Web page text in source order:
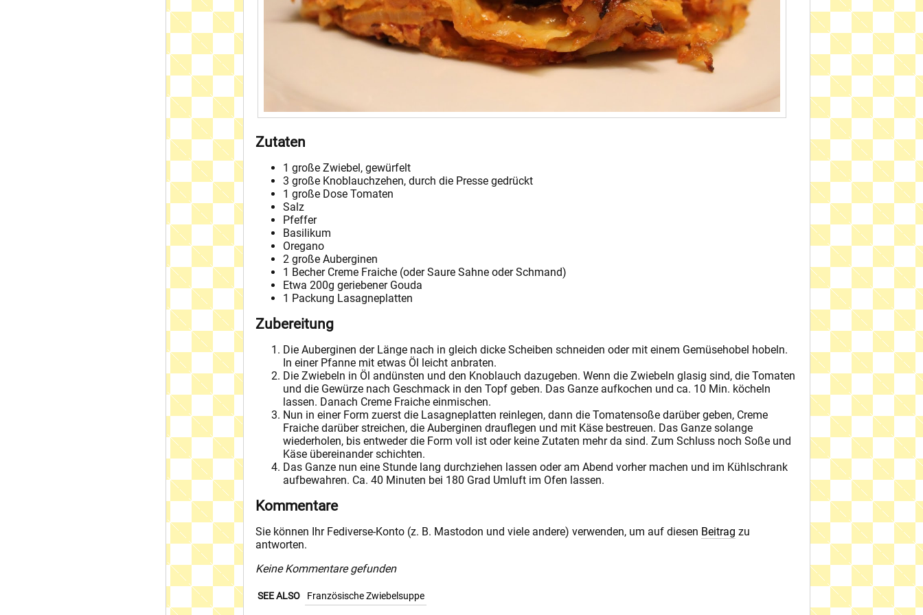
Zutaten
1 große Zwiebel, gewürfelt
3 große Knoblauchzehen, durch die Presse gedrückt
1 große Dose Tomaten
Salz
Pfeffer
Basilikum
Oregano
2 große Auberginen
1 Becher Creme Fraiche (oder Saure Sahne oder Schmand)
Etwa 200g geriebener Gouda
1 Packung Lasagneplatten
Zubereitung
Die Auberginen der Länge nach in gleich dicke Scheiben schneiden oder mit einem Gemüsehobel hobeln.
In einer Pfanne mit etwas Öl leicht anbraten.
Die Zwiebeln in Öl andünsten und den Knoblauch dazugeben. Wenn die Zwiebeln glasig sind, die Tomaten
und die Gewürze nach Geschmack in den Topf geben. Das Ganze aufkochen und ca. 10 Min. köcheln
lassen. Danach Creme Fraiche einmischen.
Nun in einer Form zuerst die Lasagneplatten reinlegen, dann die Tomatensoße darüber geben, Creme
Fraiche darüber streichen, die Auberginen drauflegen und mit Käse bestreuen. Das Ganze solange
wiederholen, bis entweder die Form voll ist oder keine Zutaten mehr da sind. Zum Schluss noch Soße und
Käse übereinander schichten.
Das Ganze nun eine Stunde lang durchziehen lassen oder am Abend vorher machen und im Kühlschrank
aufbewahren. Ca. 40 Minuten bei 180 Grad Umluft im Ofen lassen.
Kommentare
Sie können Ihr Fediverse-Konto (z. B. Mastodon und viele andere) verwenden, um auf diesen Beitrag zu
antworten.
Keine Kommentare gefunden
SEE ALSO Französische Zwiebelsuppe